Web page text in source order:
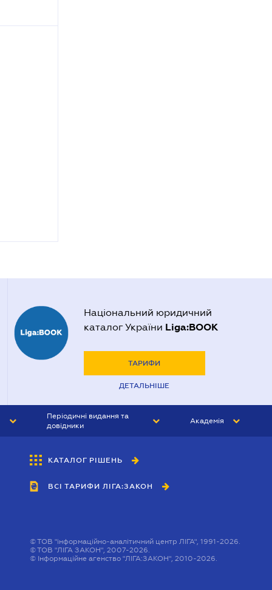
Національний юридичний
каталог України Liga:BOOK
ТАРИФИ
ДЕТАЛЬНІШЕ
Періодичні видання та
довідники
БУХГАЛТЕР&ЗАКОН
ВІСНИК МСФЗ
Академія
КАТАЛОГ РІШЕНЬ
ВСІ ТАРИФИ ЛІГА:ЗАКОН
©ТОВ "інформаційно-аналітичний центр ЛІГА", 1991-2026.
©ТОВ "ЛІГА ЗАКОН", 2007-2026.
© Інформаційне агенство "ЛІГА:ЗАКОН", 2010-2026.